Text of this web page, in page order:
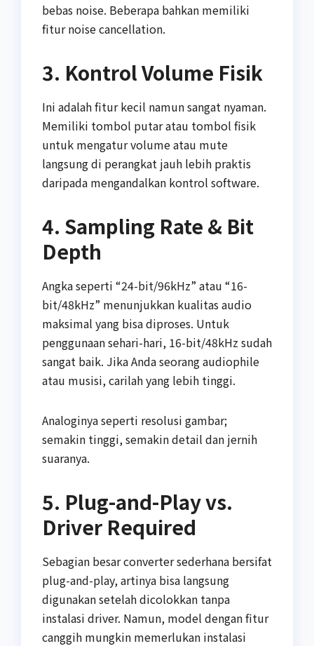
bebas noise. Beberapa bahkan memiliki
fitur noise cancellation.
3. Kontrol Volume Fisik
Ini adalah fitur kecil namun sangat nyaman.
Memiliki tombol putar atau tombol fisik
untuk mengatur volume atau mute
langsung di perangkat jauh lebih praktis
daripada mengandalkan kontrol software.
4. Sampling Rate & Bit
Depth
Angka seperti “24-bit/96kHz” atau “16-
bit/48kHz” menunjukkan kualitas audio
maksimal yang bisa diproses. Untuk
penggunaan sehari-hari, 16-bit/48kHz sudah
sangat baik. Jika Anda seorang audiophile
atau musisi, carilah yang lebih tinggi.
Analoginya seperti resolusi gambar;
semakin tinggi, semakin detail dan jernih
suaranya.
5. Plug-and-Play vs.
Driver Required
Sebagian besar converter sederhana bersifat
plug-and-play, artinya bisa langsung
digunakan setelah dicolokkan tanpa
instalasi driver. Namun, model dengan fitur
canggih mungkin memerlukan instalasi